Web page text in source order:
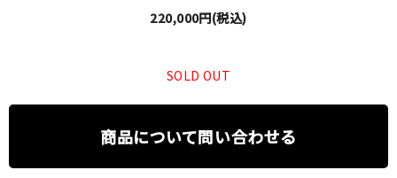
220,000円(税込)
SOLD OUT
商品について問い合わせる